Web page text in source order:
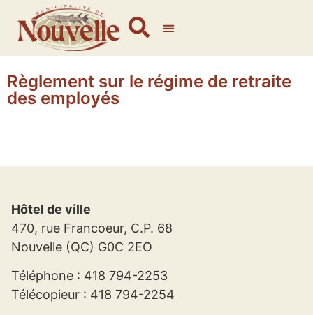
Règlement sur le régime de retraite
des employés
Hôtel de ville
470, rue Francoeur, C.P. 68
Nouvelle (QC) G0C 2EO
Téléphone : 418 794-2253
Télécopieur : 418 794-2254